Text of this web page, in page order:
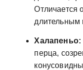
Отличается
длительным
Халапеньо:
перца,